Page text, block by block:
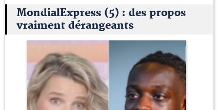
MondialExpress (5) : des propos
vraiment dérangeants